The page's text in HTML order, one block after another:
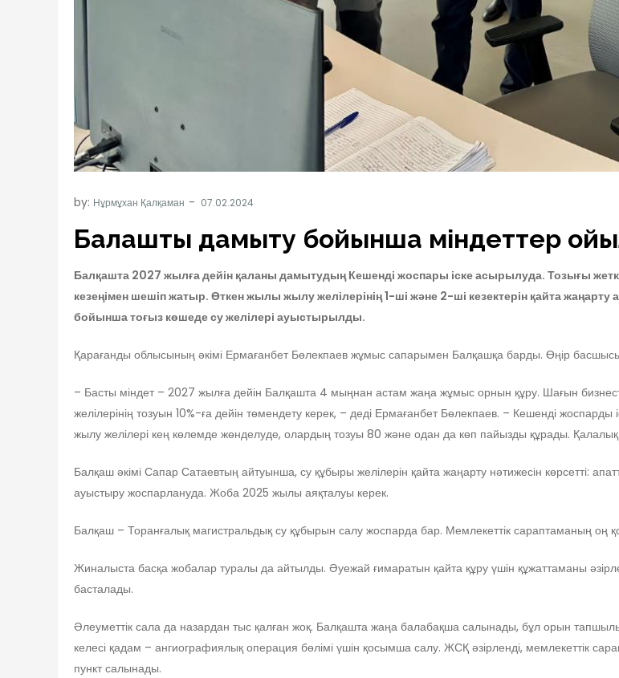
by: Нұрмұхан Қалқаман
Балқашты дамыту бойынша міндеттер
Балқашта 2027 жылға дейін қаланы дамытудың Кешенді жоспары іске асырылуда. Тозығы
кезеңімен шешіп жатыр. Өткен жылы жылу желілерінің 1-ші және 2-ші кезектерін қайта
бойынша тоғыз көшеде су желілері ауыстырылды.
Қарағанды облысының әкімі Ермағанбет Бөлекпаев жұмыс сапарымен Балқашқа барды. Өңір
– Басты міндет – 2027 жылға дейін Балқашта 4 мыңнан астам жаңа жұмыс орнын құру. Шағын
желілерінің тозуын 10%-ға дейін төмендету керек, – деді Ермағанбет Бөлекпаев. – Кешенді
жылу желілері кең көлемде жөнделуде, олардың тозуы 80 және одан да көп пайызды құрады.
Балқаш әкімі Сапар Сатаевтың айтуынша, су құбыры желілерін қайта жаңарту нәтижесін көрсетті:
ауыстыру жоспарлануда. Жоба 2025 жылы аяқталуы керек.
Балқаш – Торанғалық магистральдық су құбырын салу жоспарда бар. Мемлекеттік сараптаманың оң
Жиналыста басқа жобалар туралы да айтылды. Әуежай ғимаратын қайта құру үшін құжаттаманы
басталады.
Әлеуметтік сала да назардан тыс қалған жоқ. Балқашта жаңа балабақша салынады, бұл орын
келесі қадам – ангиографиялық операция бөлімі үшін қосымша салу. ЖСҚ әзірленді, мемлекеттік
пункт салынады.